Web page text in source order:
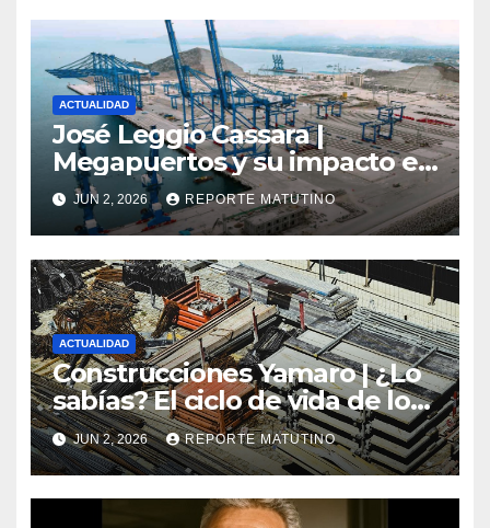
ACTUALIDAD
José Leggio Cassara |
Megapuertos y su impacto en
el turismo y el comercio
global
JUN 2, 2026 REPORTE MATUTINO
ACTUALIDAD
Construcciones Yamaro | ¿Lo
sabías? El ciclo de vida de los
materiales de construcción
revoluciona eficiencia en
proyectos modernos
JUN 2, 2026 REPORTE MATUTINO